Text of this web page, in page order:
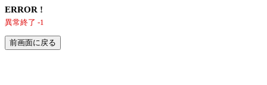
ERROR !
異常終了 -1